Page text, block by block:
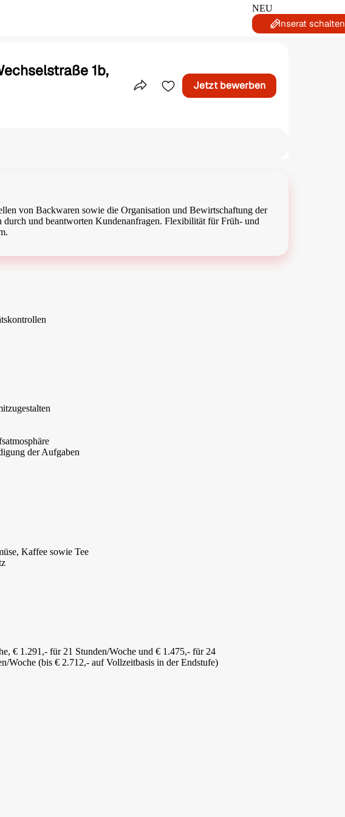
NEU
Inserat schalten
1b,
Teile dieses Inserat
Jetzt bewerben
von Backwaren sowie die Organisation und Bewirtschaftung der
und beantworten Kundenanfragen. Flexibilität für Früh- und
der Aufgaben
Kaffee sowie Tee
€ 1.291,- für 21 Stunden/Woche und € 1.475,- für 24
Woche (bis € 2.712,- auf Vollzeitbasis in der Endstufe)